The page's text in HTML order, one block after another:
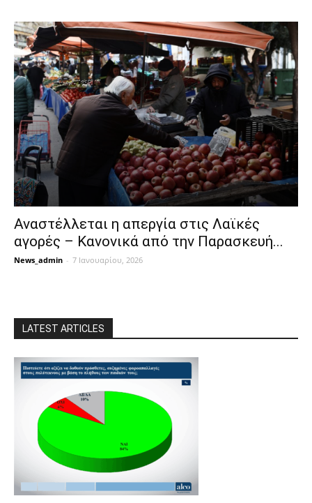
Αναστέλλεται η απεργία στις Λαϊκές
αγορές – Κανονικά από την Παρασκευή...
News_admin - 7 Ιανουαρίου, 2026
LATEST ARTICLES